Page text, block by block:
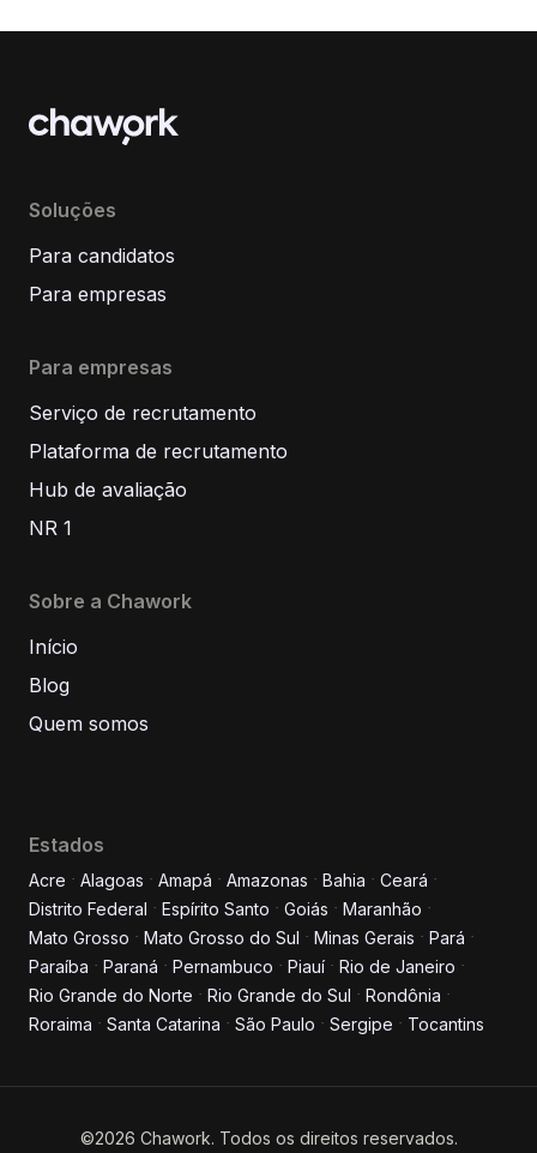
Informe seus dados para
conversar conosco!
E-mail
Soluções
Para candidatos
Para empresas
Para empresas
Serviço de recrutamento
Plataforma de recrutamento
Hub de avaliação
NR 1
Sobre a Chawork
Início
Blog
Quem somos
Estados
Acre Alagoas Amapá Amazonas Bahia
Ceará
Distrito Federal
Espírito Santo Goiás
Maranhão
Mato Grosso
Mato Grosso do Sul Minas Gerais
Pará
Paraíba
Paraná Pernambuco Piauí
Rio de Janeiro
Rio Grande do Norte
Rio Grande do Sul
Rondônia
Roraima
Santa Catarina São Paulo Sergipe Tocantins
©2026 Chawork. Todos os direitos reservados.